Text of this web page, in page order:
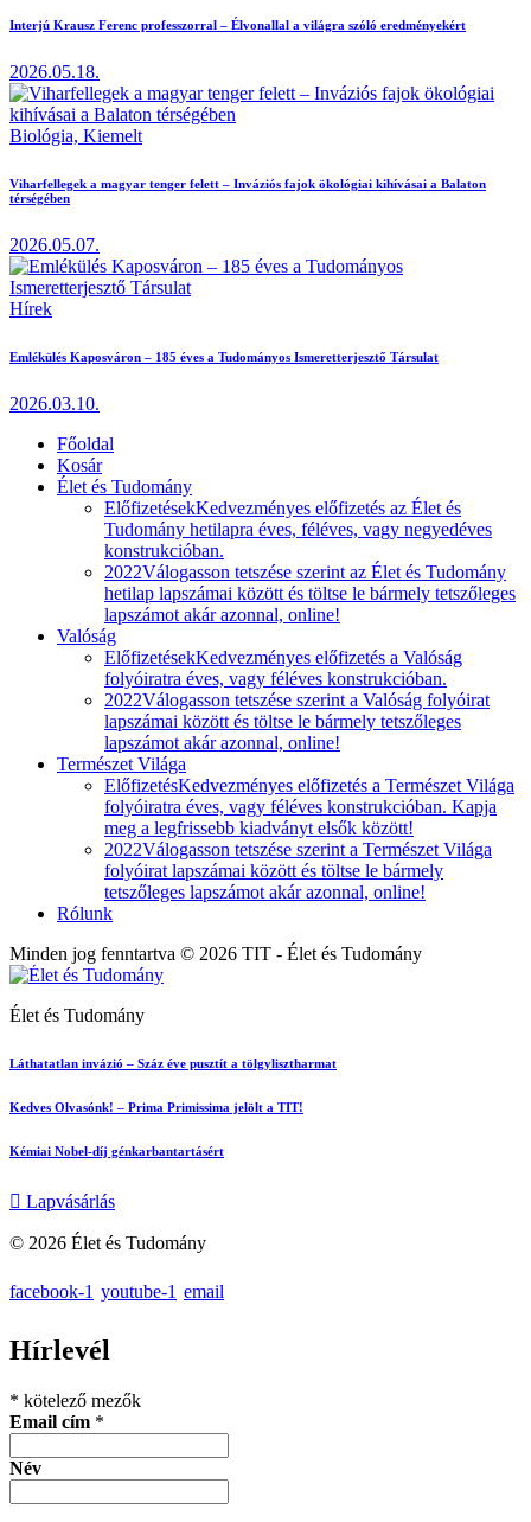
Interjú Krausz Ferenc professzorral – Élvonallal a világra szóló eredményekért
2026.05.18.
Biológia, Kiemelt
Viharfellegek a magyar tenger felett – Inváziós fajok ökológiai kihívásai a Balaton
térségében
2026.05.07.
Hírek
Emlékülés Kaposváron – 185 éves a Tudományos Ismeretterjesztő Társulat
2026.03.10.
Főoldal
Kosár
Élet és Tudomány
ElőfizetésekKedvezményes előfizetés az Élet és
Tudomány hetilapra éves, féléves, vagy negyedéves
konstrukcióban.
2022Válogasson tetszése szerint az Élet és Tudomány
hetilap lapszámai között és töltse le bármely tetszőleges
lapszámot akár azonnal, online!
Valóság
ElőfizetésekKedvezményes előfizetés a Valóság
folyóiratra éves, vagy féléves konstrukcióban.
2022Válogasson tetszése szerint a Valóság folyóirat
lapszámai között és töltse le bármely tetszőleges
lapszámot akár azonnal, online!
Természet Világa
ElőfizetésKedvezményes előfizetés a Természet Világa
folyóiratra éves, vagy féléves konstrukcióban. Kapja
meg a legfrissebb kiadványt elsők között!
2022Válogasson tetszése szerint a Természet Világa
folyóirat lapszámai között és töltse le bármely
tetszőleges lapszámot akár azonnal, online!
Rólunk
Minden jog fenntartva © 2026 TIT - Élet és Tudomány
Élet és Tudomány
Láthatatlan invázió – Száz éve pusztít a tölgylisztharmat
Kedves Olvasónk! – Prima Primissima jelölt a TIT!
Kémiai Nobel-díj génkarbantartásért
Lapvásárlás
© 2026 Élet és Tudomány
facebook-1 youtube-1 email
Hírlevél
* kötelező mezők
Email cím *
Név